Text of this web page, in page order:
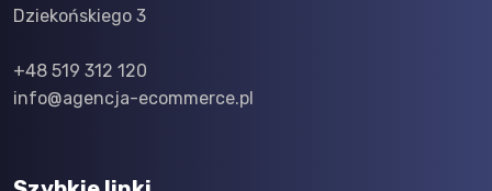
Dziekońskiego 3
+48 519 312 120
info@agencja-ecommerce.pl